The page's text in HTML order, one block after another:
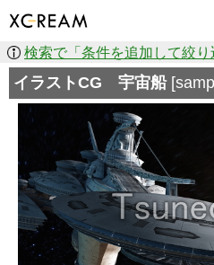
イラストCG 宇宙船